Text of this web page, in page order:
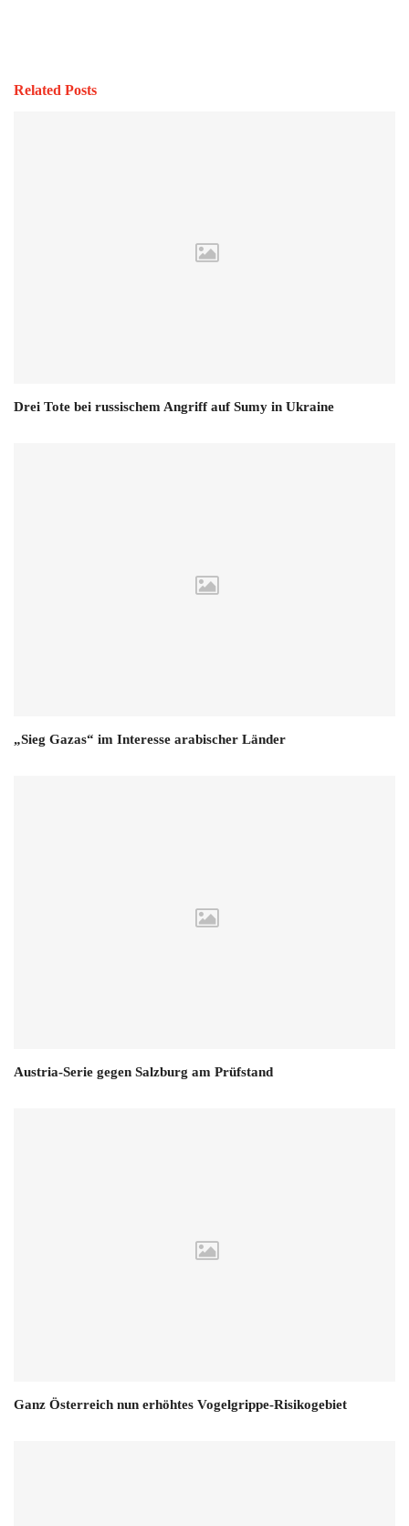
Related Posts
Drei Tote bei russischem Angriff auf Sumy in Ukraine
„Sieg Gazas“ im Interesse arabischer Länder
Austria-Serie gegen Salzburg am Prüfstand
Ganz Österreich nun erhöhtes Vogelgrippe-Risikogebiet